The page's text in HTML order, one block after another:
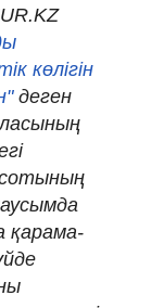
көлігін
деген
қарама-